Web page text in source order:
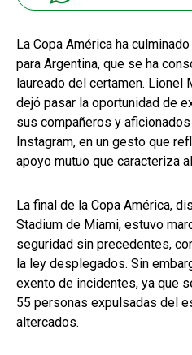
La Copa América ha
para Argentina, que se ha
laureado del certamen. Lionel
dejó pasar la oportunidad de
sus compañeros y
Instagram, en un gesto que
apoyo mutuo que caracteriza
La final de la Copa América,
Stadium de Miami, estuvo
seguridad sin precedentes,
la ley desplegados. Sin
exento de incidentes, ya que
55 personas expulsadas del
altercados.